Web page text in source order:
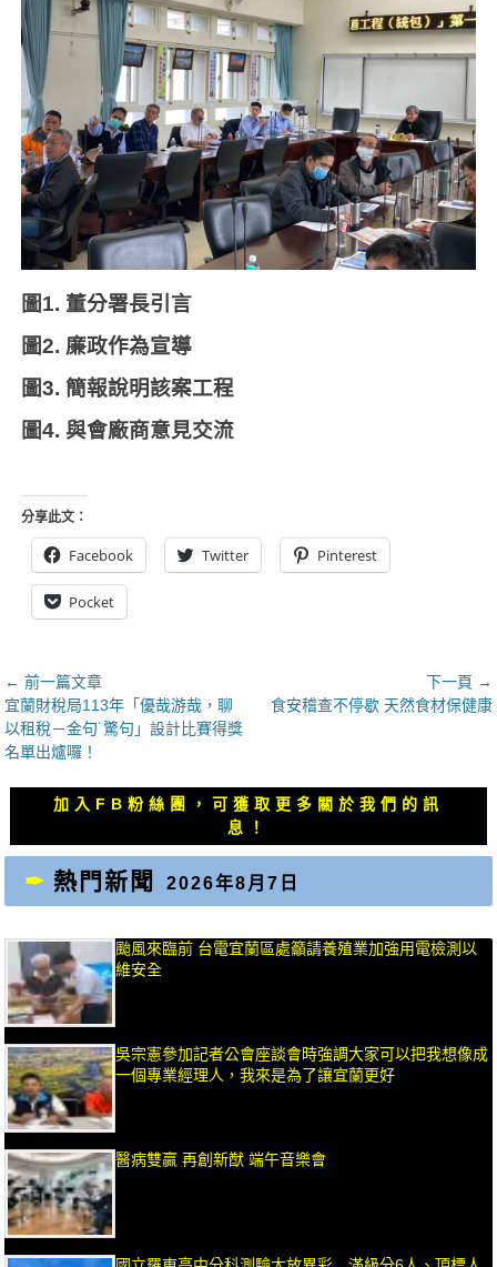
圖1. 董分署長引言
圖2. 廉政作為宣導
圖3.簡報說明該案工程
圖4. 與會廠商意見交流
分享此文：
Facebook Twitter Pinterest
Pocket
文
章
導
覽
← 前一篇文章
上
一
篇
宜蘭財稅局113年「優哉游哉，聊
以租稅－金句˙驚句」設計比賽得獎
名單出爐囉！
下一頁 →
章：
食安稽查不停歇 天然食材保健康
加入FB粉絲團，可獲取更多關於我們的訊
息！
熱門新聞 2026年8月7日
颱風來臨前 台電宜蘭區處籲請養殖業加強用電檢測以
維安全
吳宗憲參加記者公會座談會時強調大家可以把我想像成
一個專業經理人，我來是為了讓宜蘭更好
醫病雙贏 再創新猷 端午音樂會